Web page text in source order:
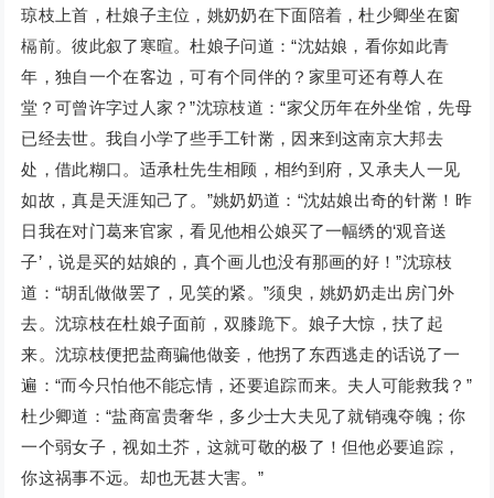
琼枝上首，杜娘子主位，姚奶奶在下面陪着，杜少卿坐在窗
槅前。彼此叙了寒暄。杜娘子问道：“沈姑娘，看你如此青
年，独自一个在客边，可有个同伴的？家里可还有尊人在
堂？可曾许字过人家？”沈琼枝道：“家父历年在外坐馆，先母
已经去世。我自小学了些手工针黹，因来到这南京大邦去
处，借此糊口。适承杜先生相顾，相约到府，又承夫人一见
如故，真是天涯知己了。”姚奶奶道：“沈姑娘出奇的针黹！昨
日我在对门葛来官家，看见他相公娘买了一幅绣的‘观音送
子’，说是买的姑娘的，真个画儿也没有那画的好！”沈琼枝
道：“胡乱做做罢了，见笑的紧。”须臾，姚奶奶走出房门外
去。沈琼枝在杜娘子面前，双膝跪下。娘子大惊，扶了起
来。沈琼枝便把盐商骗他做妾，他拐了东西逃走的话说了一
遍：“而今只怕他不能忘情，还要追踪而来。夫人可能救我？”
杜少卿道：“盐商富贵奢华，多少士大夫见了就销魂夺魄；你
一个弱女子，视如土芥，这就可敬的极了！但他必要追踪，
你这祸事不远。却也无甚大害。”